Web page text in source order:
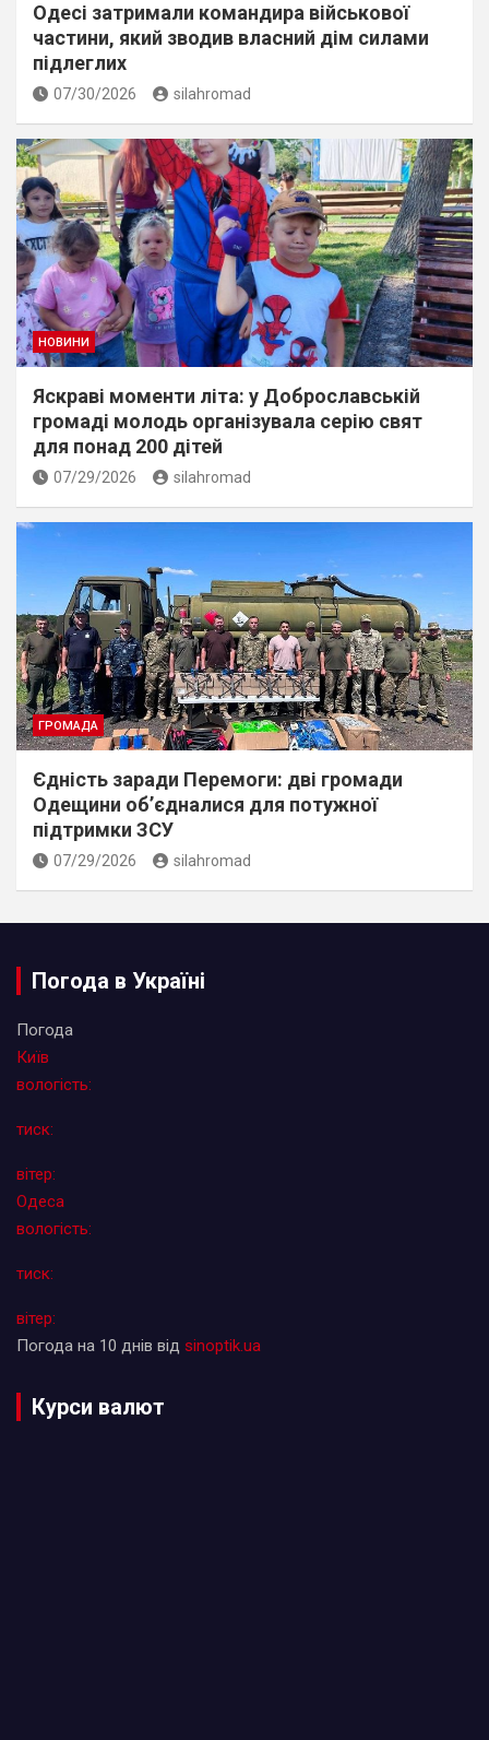
Одесі затримали командира військової
частини, який зводив власний дім силами
підлеглих
07/30/2026 silahromad
НОВИНИ
Яскраві моменти літа: у Доброславській
громаді молодь організувала серію свят
для понад 200 дітей
07/29/2026 silahromad
ГРОМАДА
Єдність заради Перемоги: дві громади
Одещини об’єдналися для потужної
підтримки ЗСУ
07/29/2026 silahromad
Погода в Україні
Погода
Київ
вологість:
тиск:
вітер:
Одеса
вологість:
тиск:
вітер:
Погода на 10 днів від sinoptik.ua
Курси валют